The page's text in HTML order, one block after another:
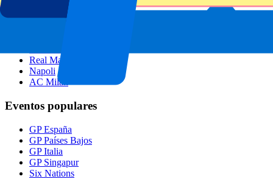
Liverpool
Real Madrid
Napoli
AC Milan
Eventos populares
GP España
GP Países Bajos
GP Italia
GP Singapur
Six Nations